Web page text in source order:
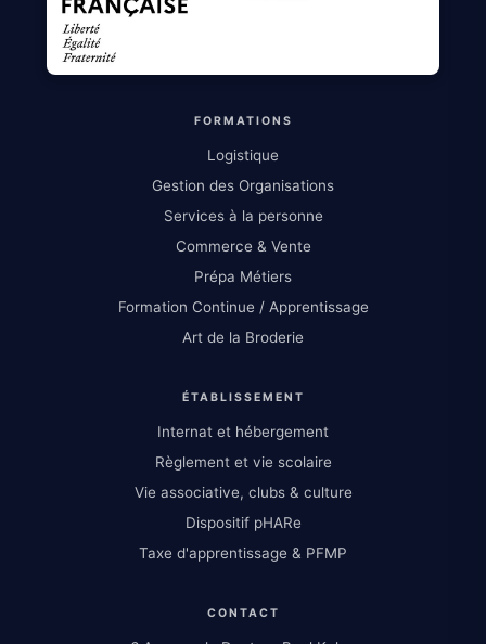
FORMATIONS
Logistique
Gestion des Organisations
Services à la personne
Commerce & Vente
Prépa Métiers
Formation Continue / Apprentissage
Art de la Broderie
ÉTABLISSEMENT
Internat et hébergement
Règlement et vie scolaire
Vie associative, clubs & culture
Dispositif pHARe
Taxe d'apprentissage & PFMP
CONTACT